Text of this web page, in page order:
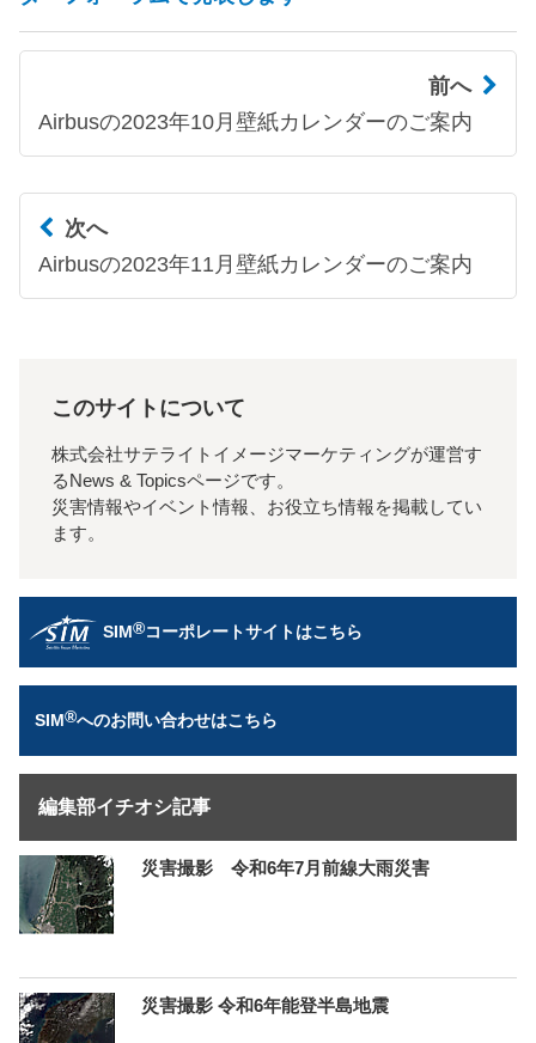
前へ
Airbusの2023年10月壁紙カレンダーのご案内
次へ
Airbusの2023年11月壁紙カレンダーのご案内
このサイトについて
株式会社サテライトイメージマーケティングが運営す
るNews & Topicsページです。
災害情報やイベント情報、お役立ち情報を掲載してい
ます。
SIM®コーポレートサイトはこちら
SIM®へのお問い合わせはこちら
編集部イチオシ記事
災害撮影 令和6年7月前線大雨災害
災害撮影 令和6年能登半島地震